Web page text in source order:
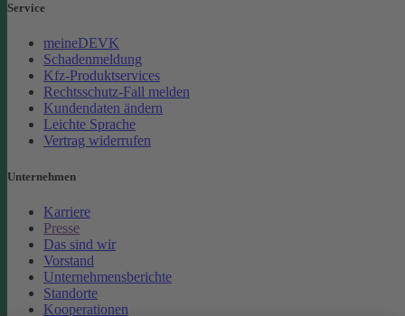
Service
meineDEVK
Schadenmeldung
Kfz-Produktservices
Rechtsschutz-Fall melden
Kundendaten ändern
Leichte Sprache
Vertrag widerrufen
Unternehmen
Karriere
Presse
Das sind wir
Vorstand
Unternehmensberichte
Standorte
Kooperationen